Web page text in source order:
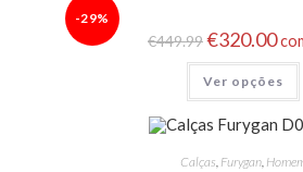
-29%
€449.99€320.00
Ver opções
Calças, Furygan,